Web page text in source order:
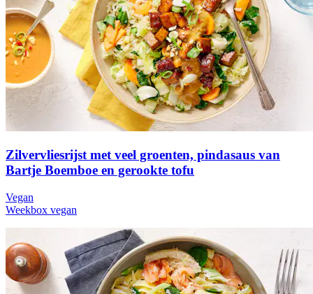
Zilvervliesrijst met veel groenten, pindasaus van
Bartje Boemboe en gerookte tofu
Vegan
Weekbox vegan